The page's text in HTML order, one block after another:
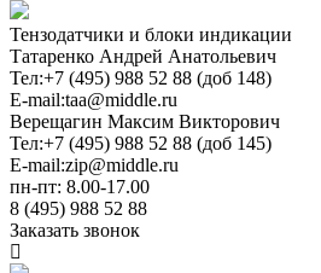
Тензодатчики и блоки индикации
Татаренко Андрей Анатольевич
Тел:+7 (495) 988 52 88 (доб 148)
E-mail:taa@middle.ru
Верещагин Максим Викторович
Тел:+7 (495) 988 52 88 (доб 145)
E-mail:zip@middle.ru
пн-пт: 8.00-17.00
8 (495) 988 52 88
Заказать звонок